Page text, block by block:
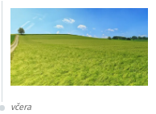
včera